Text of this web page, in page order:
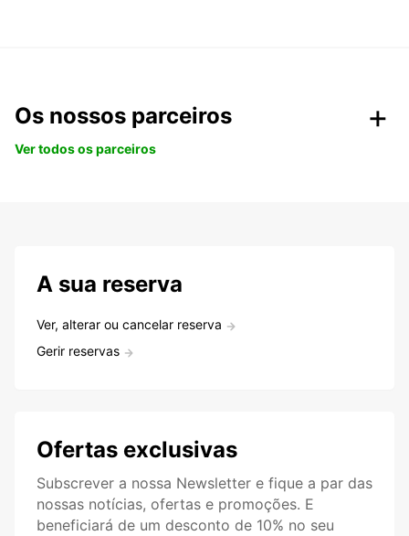
Os nossos parceiros
Ver todos os parceiros
A sua reserva
Ver, alterar ou cancelar reserva
Gerir reservas
Ofertas exclusivas
Subscrever a nossa Newsletter e fique a par das
nossas notícias, ofertas e promoções. E
beneficiará de um desconto de 10% no seu